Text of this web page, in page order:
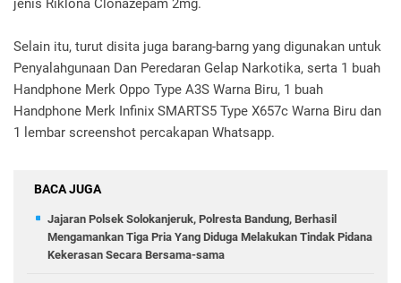
jenis Riklona Clonazepam 2mg.
Selain itu, turut disita juga barang-barng yang digunakan untuk
Penyalahgunaan Dan Peredaran Gelap Narkotika, serta 1 buah
Handphone Merk Oppo Type A3S Warna Biru, 1 buah
Handphone Merk Infinix SMARTS5 Type X657c Warna Biru dan
1 lembar screenshot percakapan Whatsapp.
BACA JUGA
Jajaran Polsek Solokanjeruk, Polresta Bandung, Berhasil
Mengamankan Tiga Pria Yang Diduga Melakukan Tindak Pidana
Kekerasan Secara Bersama-sama